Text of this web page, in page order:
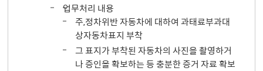
업무처리 내용
주,정차위반 자동차에 대하여 과태료부과대
상자동차표지 부착
그 표지가 부착된 자동차의 사진을 촬영하거
나 증인을 확보하는 등 충분한 증거 자료 확보